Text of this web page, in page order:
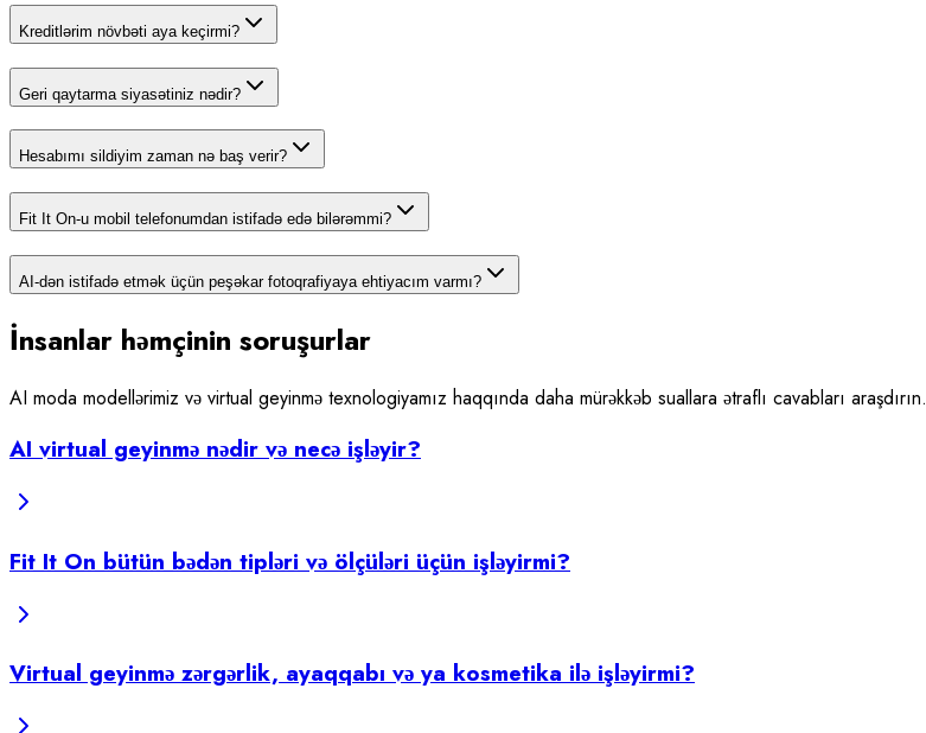
Kreditlərim növbəti aya keçirmi?
Geri qaytarma siyasətiniz nədir?
Hesabımı sildiyim zaman nə baş verir?
Fit It On-u mobil telefonumdan istifadə edə bilərəmmi?
AI-dən istifadə etmək üçün peşəkar fotoqrafiyaya ehtiyacım varmı?
İnsanlar həmçinin soruşurlar
AI moda modellərimiz və virtual geyinmə texnologiyamız haqqında daha mürəkkəb suallara ətraflı cavabları araşdırın.
AI virtual geyinmə nədir və necə işləyir?
Fit It On bütün bədən tipləri və ölçüləri üçün işləyirmi?
Virtual geyinmə zərgərlik, ayaqqabı və ya kosmetika ilə işləyirmi?